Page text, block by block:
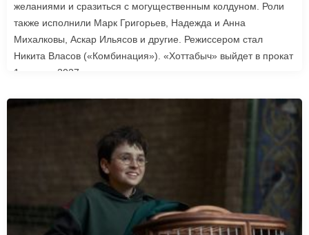
желаниями и сразиться с могущественным колдуном. Роли
также исполнили Марк Григорьев, Надежда и Анна
Михалковы, Аскар Ильясов и другие. Режиссером стал
Никита Власов («Комбинация»). «Хоттабыч» выйдет в прокат
1 января 2027 года.